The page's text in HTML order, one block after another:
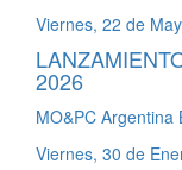
Viernes, 22 de
2026
MO&PC Argentina
Viernes, 30 de